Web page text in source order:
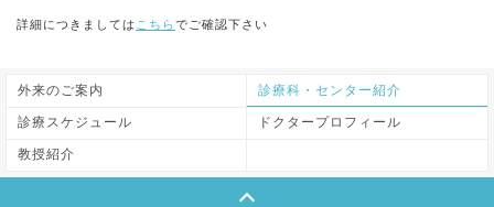
詳細につきましては こちらでご確認下さい
外来のご案内 診療科・センター紹介
診療スケジュール ドクタープロフィール
教授紹介